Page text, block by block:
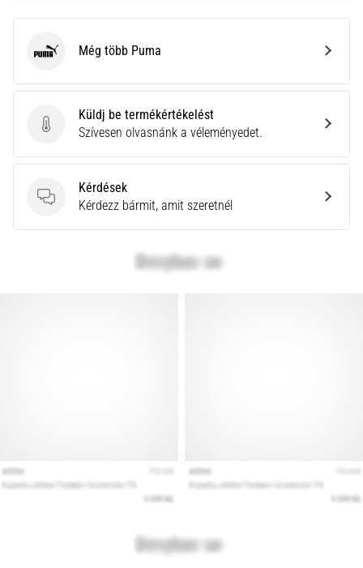
Küldj be termékértékelést
Küldj be termékértékelést
Szívesen olvasnánk a véleményedet.
Kérdések
Kérdések
Kérdezz bármit, amit szeretnél
Puma Még több Puma